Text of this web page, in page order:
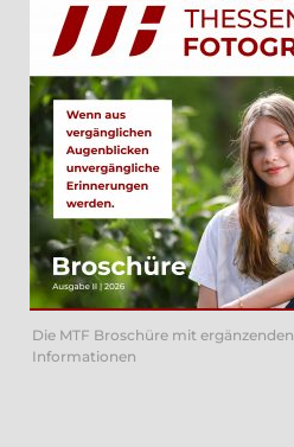
Die MTF Broschüre mit ergänzenden
Informationen